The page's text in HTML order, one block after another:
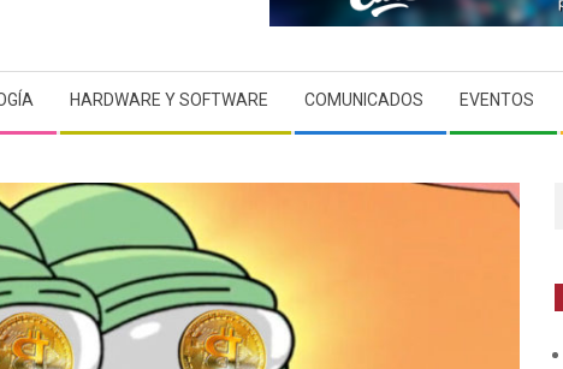
HARDWARE Y SOFTWARE COMUNICADOS EVENTOS